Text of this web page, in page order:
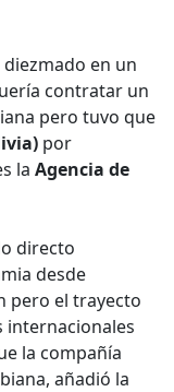
en un
contratar un
pero tuvo que
por
la Agencia de
directo
desde
pero el trayecto
internacionales
la compañía
añadió la